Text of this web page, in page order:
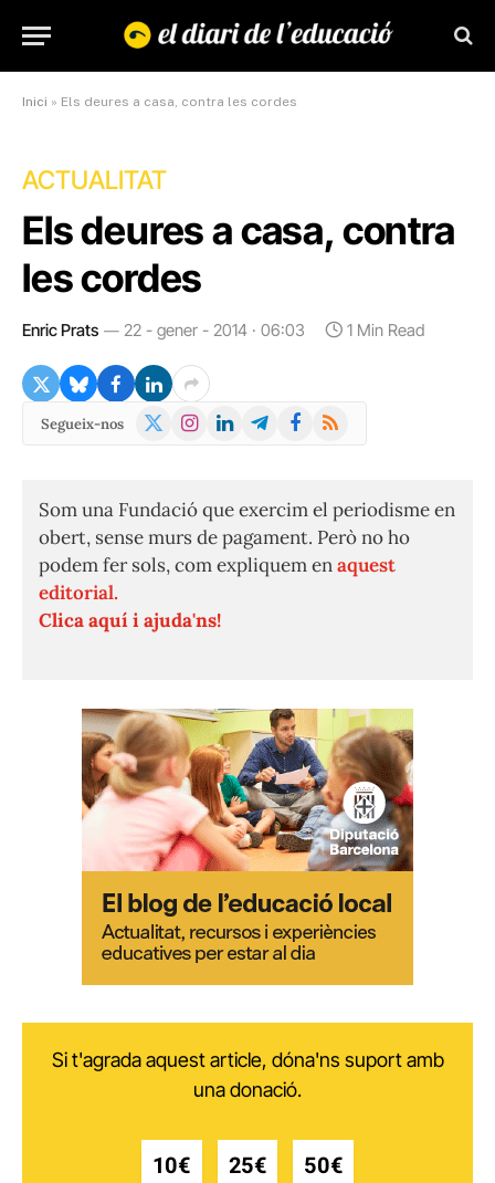
Inici » Els deures a casa, contra les cordes
ACTUALITAT
Els deures a casa, contra
les cordes
Enric Prats 22 - gener - 2014 · 06:03 1 Min Read
Segueix-nos
X
Instagram
LinkedInTelegramFacebook
RSS
Som una Fundació que exercim el periodisme en
obert, sense murs de pagament. Però no ho
podem fer sols, com expliquem enaquest
editorial.
Clica aquí i ajuda'ns!
Si t'agrada aquest article, dóna'ns suport amb
una donació.
10€ 25€ 50€